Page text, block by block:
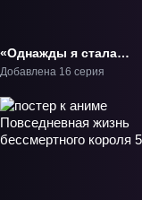
«Однажды я стала
принцессой» ТВ-1
Добавлена 16 серия